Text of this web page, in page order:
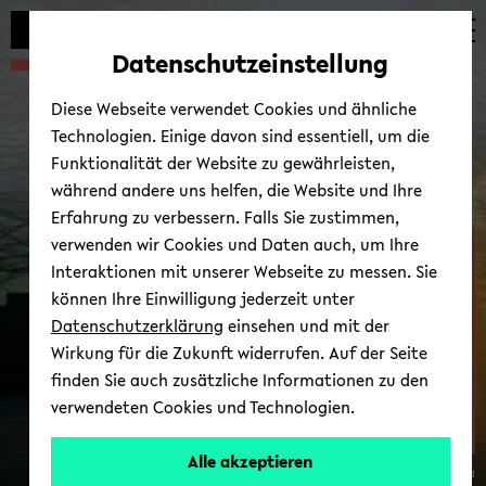
Automatische
vermeiden
zum
wechseln
zum
wechseln
zum
wechseln
Fa­kul­tät für Ge­sund­heits­
wis­sen­schaf­ten
4:
© Uni­ver­si­tät Bie­le­feld
Datenschutzeinstellung
Diese Webseite verwendet Cookies und ähnliche
Technologien. Einige davon sind essentiell, um die
Funktionalität der Website zu gewährleisten,
während andere uns helfen, die Website und Ihre
Erfahrung zu verbessern. Falls Sie zustimmen,
verwenden wir Cookies und Daten auch, um Ihre
Interaktionen mit unserer Webseite zu messen. Sie
können Ihre Einwilligung jederzeit unter
Datenschutzerklärung einsehen und mit der
Wirkung für die Zukunft widerrufen. Auf der Seite
finden Sie auch zusätzliche Informationen zu den
verwendeten Cookies und Technologien.
Alle akzeptieren